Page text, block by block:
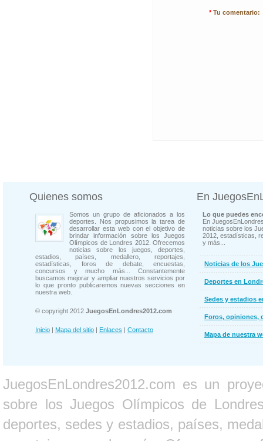
* Tu comentario:
Quienes somos
Somos un grupo de aficionados a los
deportes. Nos propusimos la tarea de
desarrollar esta web con el objetivo de
brindar información sobre los Juegos
Olímpicos de Londres 2012. Ofrecemos
noticias sobre los juegos, deportes,
estadios, países, medallero, reportajes,
estadísticas, foros de debate, encuestas,
concursos y mucho más... Constantemente
buscamos mejorar y ampliar nuestros servicios por
lo que pronto publicaremos nuevas secciones en
nuestra web.
© copyright 2012 JuegosEnLondres2012.com
Inicio | Mapa del sitio | Enlaces | Contacto
En
Lo que puedes
En
noticias sobre los
2012, estadísticas,
y más...
Noticias de los
Deportes en
Sedes y estadios
Foros, opiniones,
Mapa de nuestra
JuegosEnLondres2012.com es un
sobre los Juegos Olímpicos de
deportes, sedes y estadios, países,